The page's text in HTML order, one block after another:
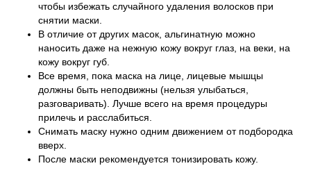
чтобы избежать случайного удаления волосков при
снятии маски.
В отличие от других масок, альгинатную можно
наносить даже на нежную кожу вокруг глаз, на веки, на
кожу вокруг губ.
Все время, пока маска на лице, лицевые мышцы
должны быть неподвижны (нельзя улыбаться,
разговаривать). Лучше всего на время процедуры
прилечь и расслабиться.
Снимать маску нужно одним движением от подбородка
вверх.
После маски рекомендуется тонизировать кожу.